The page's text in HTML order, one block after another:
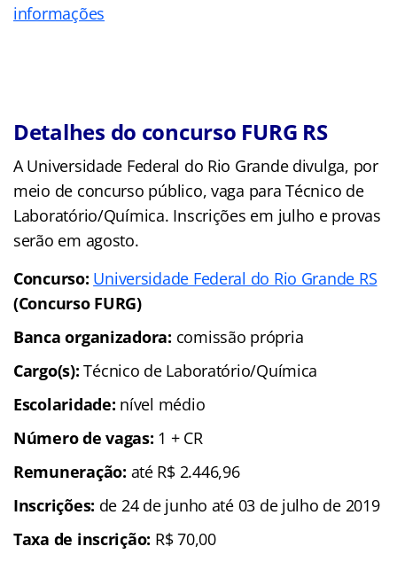
informações
Detalhes do concurso FURG RS
A Universidade Federal do Rio Grande divulga, por
meio de concurso público, vaga para Técnico de
Laboratório/Química. Inscrições em julho e provas
serão em agosto.
Concurso: Universidade Federal do Rio Grande RS
(Concurso FURG)
Banca organizadora: comissão própria
Cargo(s):Técnico de Laboratório/Química
Escolaridade: nível médio
Número de vagas: 1 + CR
Remuneração: até R$ 2.446,96
Inscrições: de 24 de junho até 03 de julho de 2019
Taxa de inscrição: R$ 70,00